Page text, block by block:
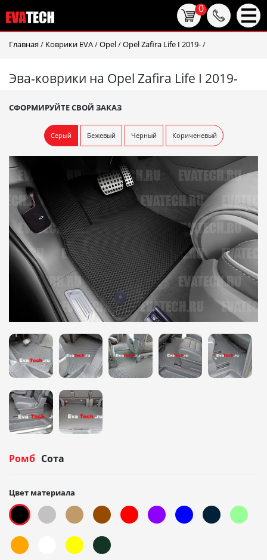
Главная / Коврики EVA/Opel/Opel Zafira Life I 2019-/
Эва-коврики на Opel Zafira Life I 2019-
СФОРМИРУЙТЕ СВОЙ ЗАКАЗ
Серый Бежевый Черный Кориченевый
Ромб Сота
Цвет материала
0